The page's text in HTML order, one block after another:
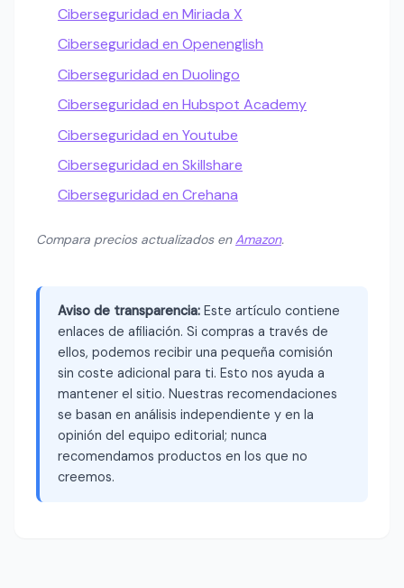
Ciberseguridad en Miriada X
Ciberseguridad en Openenglish
Ciberseguridad en Duolingo
Ciberseguridad en Hubspot Academy
Ciberseguridad en Youtube
Ciberseguridad en Skillshare
Ciberseguridad en Crehana
Compara precios actualizados enAmazon.
Aviso de transparencia: Este artículo contiene
enlaces de afiliación. Si compras a través de
ellos, podemos recibir una pequeña comisión
sin coste adicional para ti. Esto nos ayuda a
mantener el sitio. Nuestras recomendaciones
se basan en análisis independiente y en la
opinión del equipo editorial; nunca
recomendamos productos en los que no
creemos.